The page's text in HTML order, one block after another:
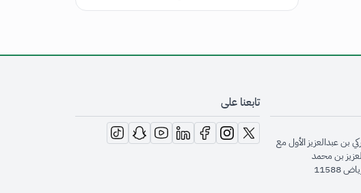
بن عبدالعزيز الأول مع
بن محمد
تابعنا على
opens in new window
opens in new window
opens in new window
opens in new window
opens in new window
opens in new window
opens in new window